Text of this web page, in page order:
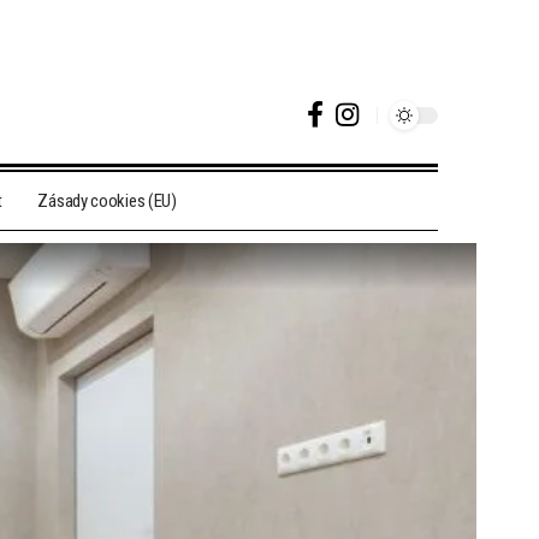
Zásady cookies (EU)